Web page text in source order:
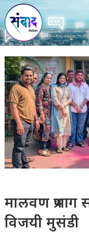
Skip
to
content
मालवण
विजयी मुसंडी